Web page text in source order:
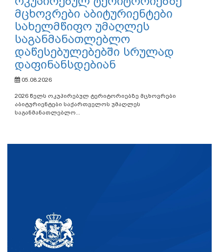
მცხოვრები აბიტურიენტები
სახელმწიფო უმაღლეს
საგანმანათლებლო
დაწესებულებებში სრულად
დაფინანსდებიან
05.08.2026
2026 წელს ოკუპირებულ ტერიტორიებზე მცხოვრები
აბიტურიენტები საქართველოს უმაღლეს
საგანმანათლებლო...